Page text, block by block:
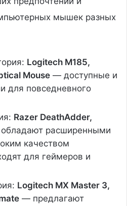
мышек разных
Logitech M185,
Mouse — доступные и
для повседневного
Razer DeathAdder,
расширенными
качеством
для геймеров и
Logitech MX Master 3,
— предлагают